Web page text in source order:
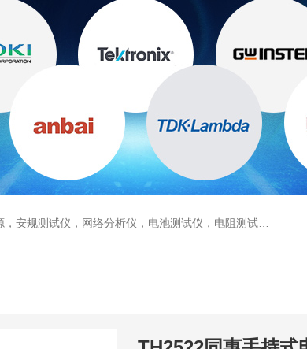
试仪，网络分析仪，电池测试仪，电阻测试仪，数据采集仪